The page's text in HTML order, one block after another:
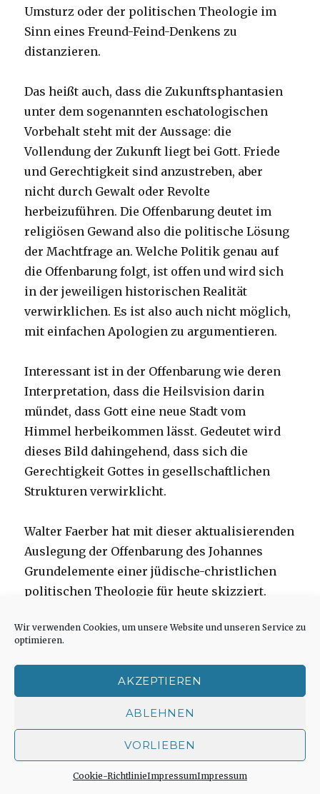
Wir verwenden Cookies, um unsere Website und unseren Service zu
optimieren.
AKZEPTIEREN
ABLEHNEN
VORLIEBEN
Cookie-RichtlinieImpressumImpressum
Umsturz oder der politischen Theologie im
Sinn eines Freund-Feind-Denkens zu
distanzieren.
Das heißt auch, dass die Zukunftsphantasien
unter dem sogenannten eschatologischen
Vorbehalt steht mit der Aussage: die
Vollendung der Zukunft liegt bei Gott. Friede
und Gerechtigkeit sind anzustreben, aber
nicht durch Gewalt oder Revolte
herbeizuführen. Die Offenbarung deutet im
religiösen Gewand also die politische Lösung
der Machtfrage an. Welche Politik genau auf
die Offenbarung folgt, ist offen und wird sich
in der jeweiligen historischen Realität
verwirklichen. Es ist also auch nicht möglich,
mit einfachen Apologien zu argumentieren.
Interessant ist in der Offenbarung wie deren
Interpretation, dass die Heilsvision darin
mündet, dass Gott eine neue Stadt vom
Himmel herbeikommen lässt. Gedeutet wird
dieses Bild dahingehend, dass sich die
Gerechtigkeit Gottes in gesellschaftlichen
Strukturen verwirklicht.
Walter Faerber hat mit dieser aktualisierenden
Auslegung der Offenbarung des Johannes
Grundelemente einer jüdische-christlichen
politischen Theologie für heute skizziert.
Gefällt mir: